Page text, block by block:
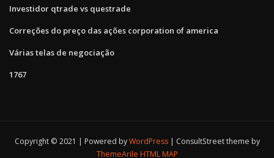
Investidor qtrade vs questrade
Correções do preço das ações corporation of america
Várias telas de negociação
1767
Copyright © 2021 | Powered byWordPress
ConsultStreet theme by
ThemeArile HTML MAP